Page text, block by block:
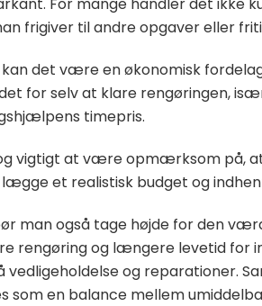
frigiver til andre opgaver eller
det være en økonomisk
for selv at klare rengøringen,
timepris.
vigtigt at være opmærksom på,
et realistisk budget og
man også tage højde for den
rengøring og længere levetid for
vedligeholdelse og reparationer.
som en balance mellem